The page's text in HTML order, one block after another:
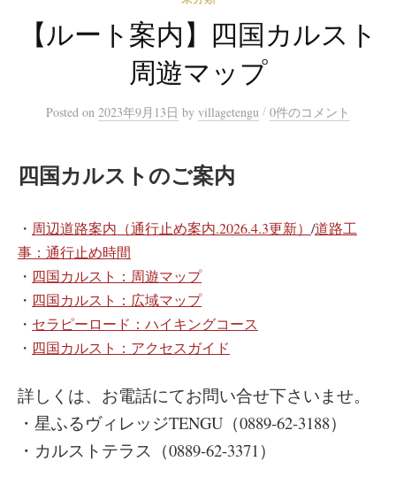
【ルート案内】四国カルスト
周遊マップ
Posted on 2023年9月13日 by villagetengu / 0件のコメント
四国カルストのご案内
・ 周辺道路案内（通行止め案内.2026.4.3更新） /道路工
事：通行止め時間
・ 四国カルスト：周遊マップ
・ 四国カルスト：広域マップ
・ セラピーロード：ハイキングコース
・ 四国カルスト：アクセスガイド
詳しくは、お電話にてお問い合せ下さいませ。
・星ふるヴィレッジTENGU（0889-62-3188）
・カルストテラス（0889-62-3371）